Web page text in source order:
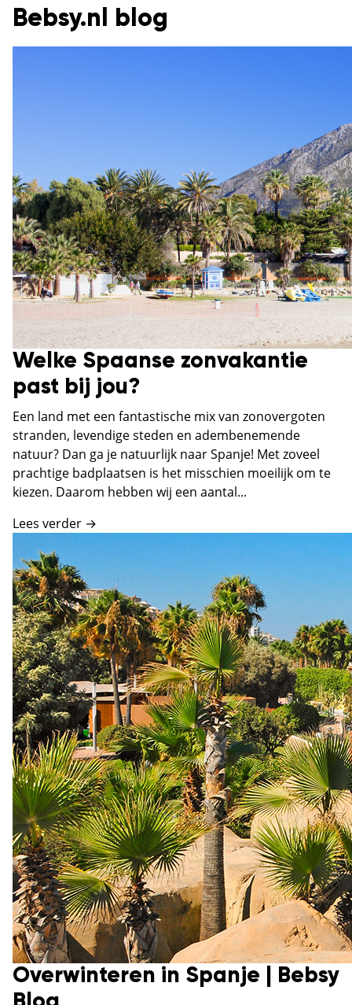
Bebsy.nl blog
Welke Spaanse zonvakantie
past bij jou?
Een land met een fantastische mix van zonovergoten
stranden, levendige steden en adembenemende
natuur? Dan ga je natuurlijk naar Spanje! Met zoveel
prachtige badplaatsen is het misschien moeilijk om te
kiezen. Daarom hebben wij een aantal...
Lees verder →
Overwinteren in Spanje | Bebsy